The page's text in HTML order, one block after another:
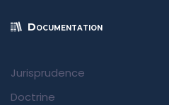
Documentation
Jurisprudence
Doctrine